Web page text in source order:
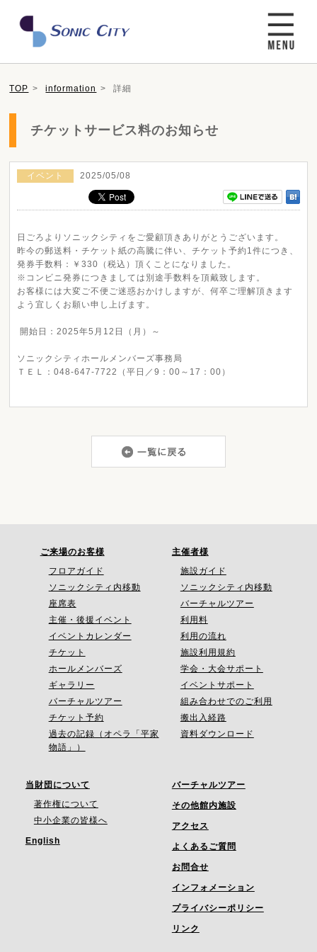
TOP information 詳細
チケットサービス料のお知らせ
イベント 2025/05/08
日ごろよりソニックシティをご愛顧頂きありがとうございます。
昨今の郵送料・チケット紙の高騰に伴い、チケット予約 1件につき、
発券手数料：￥330 （税込）頂くことになりました。
※コンビニ発券につきましては別途手数料を頂戴致します。
お客様には大変ご不便ご迷惑おかけしますが、何卒ご理解頂きます
よう宜しくお願い申し上げます。
開始日：2025年5 月 12 日（月）～
ソニックシティホールメンバーズ事務局
ＴＥＬ：048-647-7722（平日／9：00～17：00）
ご来場のお客様
フロアガイド
ソニックシティ内移動
座席表
主催・後援イベント
イベントカレンダー
チケット
ホールメンバーズ
ギャラリー
バーチャルツアー
チケット予約
過去の記録（オペラ「平家
物語」）
主催者様
施設ガイド
ソニックシティ内移動
バーチャルツアー
利用料
利用の流れ
施設利用規約
学会・大会サポート
イベントサポート
組み合わせでのご利用
搬出入経路
資料ダウンロード
当財団について
著作権について
中小企業の皆様へ
English
バーチャルツアー
その他館内施設
アクセス
よくあるご質問
お問合せ
インフォメーション
プライバシーポリシー
リンク